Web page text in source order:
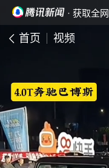
· 获取全
首页 视频